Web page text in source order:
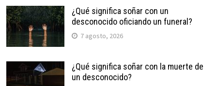
¿Qué significa soñar con un
desconocido oficiando un funeral?
7 agosto, 2026
¿Qué significa soñar con la muerte de
un desconocido?